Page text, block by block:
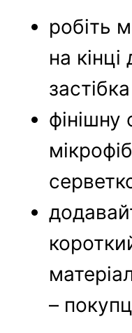
робіть
на кінці
фінішну
–